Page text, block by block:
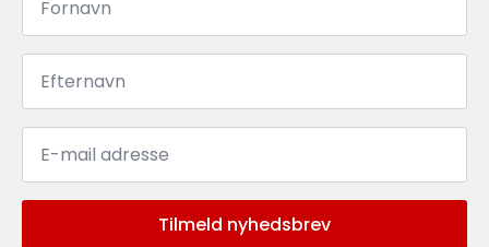
Efternavn
Email
Tilmeld nyhedsbrev